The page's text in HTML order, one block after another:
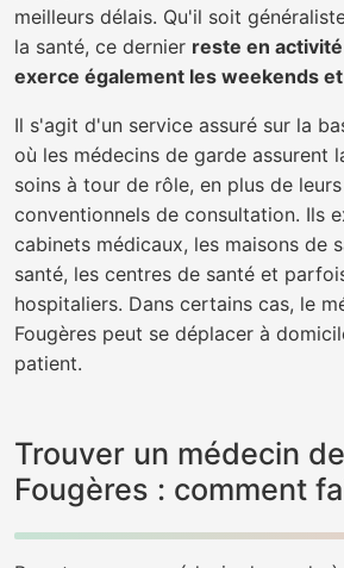
meilleurs délais. Qu'il soit
la santé, ce dernier reste en
exerce également les weekends
Il s'agit d'un service assuré sur la
où les médecins de garde assurent
soins à tour de rôle, en plus de
conventionnels de consultation. Ils
cabinets médicaux, les maisons de
santé, les centres de santé et
hospitaliers. Dans certains cas, le
Fougères peut se déplacer à
patient.
Trouver un médecin
Fougères : comment